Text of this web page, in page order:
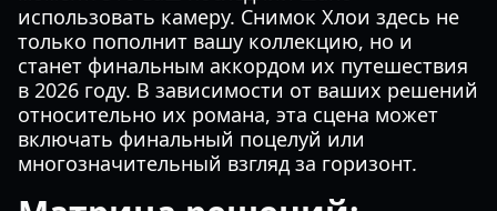
использовать камеру. Снимок Хлои здесь не
только пополнит вашу коллекцию, но и
станет финальным аккордом их путешествия
в 2026 году. В зависимости от ваших решений
относительно их романа, эта сцена может
включать финальный поцелуй или
многозначительный взгляд за горизонт.